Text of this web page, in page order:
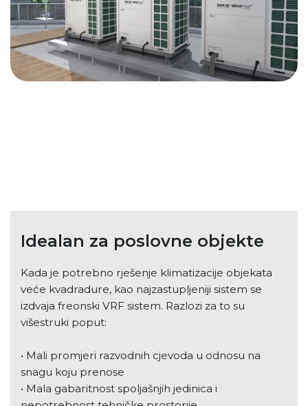
Idealan za poslovne objekte
Kada je potrebno rješenje klimatizacije objekata
veće kvadradure, kao najzastupljeniji sistem se
izdvaja freonski VRF sistem. Razlozi za to su
višestruki poput:
• Mali promjeri razvodnih cjevoda u odnosu na
snagu koju prenose
• Mala gabaritnost spoljašnjih jedinica i